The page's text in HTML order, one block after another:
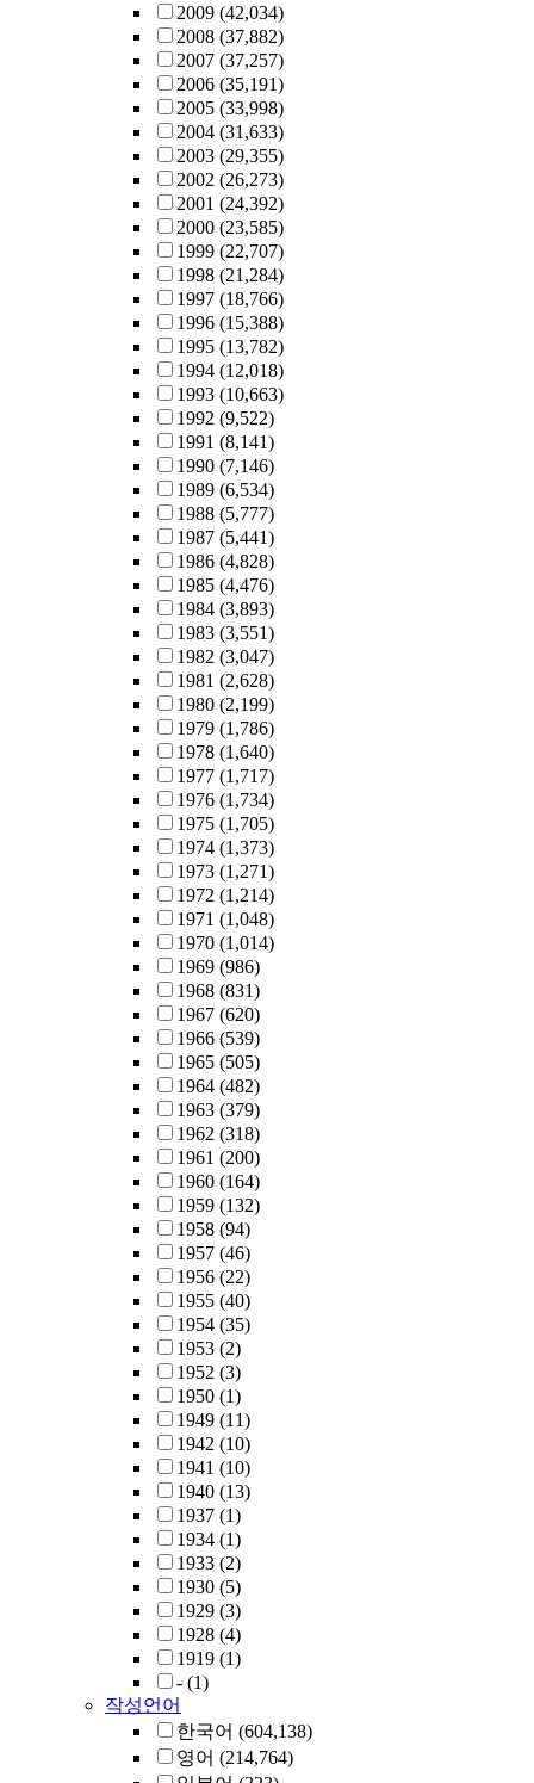
2009 (42,034)
2008 (37,882)
2007 (37,257)
2006 (35,191)
2005 (33,998)
2004 (31,633)
2003 (29,355)
2002 (26,273)
2001 (24,392)
2000 (23,585)
1999 (22,707)
1998 (21,284)
1997 (18,766)
1996 (15,388)
1995 (13,782)
1994 (12,018)
1993 (10,663)
1992 (9,522)
1991 (8,141)
1990 (7,146)
1989 (6,534)
1988 (5,777)
1987 (5,441)
1986 (4,828)
1985 (4,476)
1984 (3,893)
1983 (3,551)
1982 (3,047)
1981 (2,628)
1980 (2,199)
1979 (1,786)
1978 (1,640)
1977 (1,717)
1976 (1,734)
1975 (1,705)
1974 (1,373)
1973 (1,271)
1972 (1,214)
1971 (1,048)
1970 (1,014)
1969 (986)
1968 (831)
1967 (620)
1966 (539)
1965 (505)
1964 (482)
1963 (379)
1962 (318)
1961 (200)
1960 (164)
1959 (132)
1958 (94)
1957 (46)
1956 (22)
1955 (40)
1954 (35)
1953 (2)
1952 (3)
1950 (1)
1949 (11)
1942 (10)
1941 (10)
1940 (13)
1937 (1)
1934 (1)
1933 (2)
1930 (5)
1929 (3)
1928 (4)
1919 (1)
- (1)
작성언어
한국어 (604,138)
영어 (214,764)